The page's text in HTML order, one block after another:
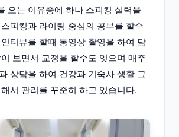
오는 이유중에 하나 스피킹 실력을
피킹과 라이팅 중심의 공부를 할수
터뷰를 할때 동영상 촬영을 하여 담
보면서 교정을 할수도 잇으며 매주
상담을 하여 건강과 기숙사 생활 그
서 관리를 꾸준히 하고 있습니다.